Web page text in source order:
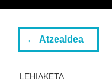
Atzealdea
LEHIAKETA